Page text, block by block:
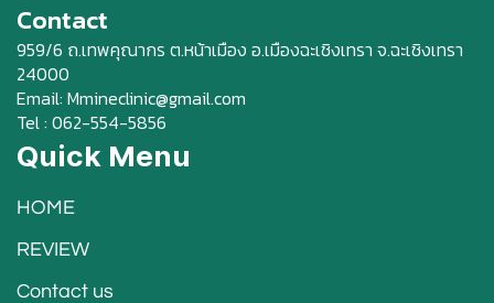
Contact
959/6 ถ.เทพคุณากร ต.หน้าเมือง อ.เมืองฉะเชิงเทรา จ.ฉะเชิงเทรา
24000
Email: Mmineclinic@gmail.com
Tel : 062-554-5856
Quick Menu
HOME
REVIEW
Contact us